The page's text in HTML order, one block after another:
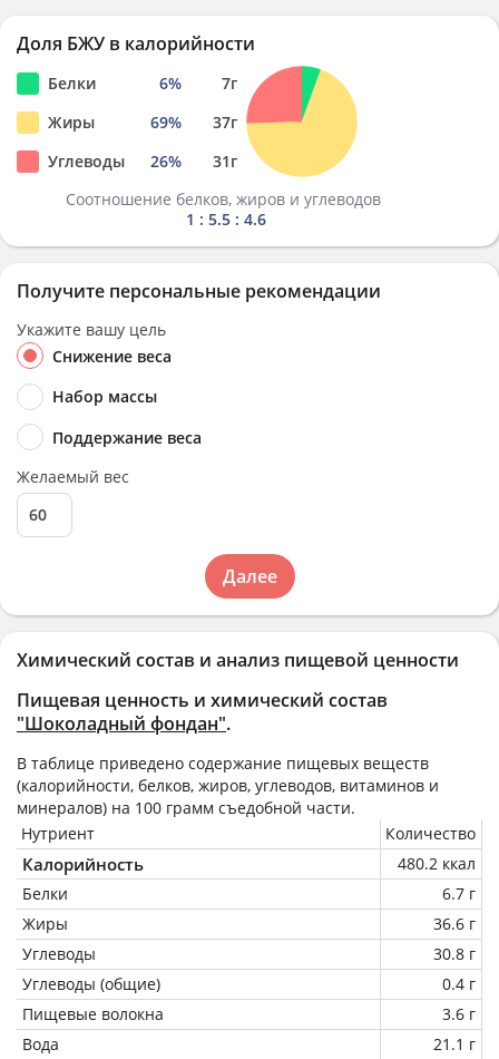
Химический состав и анализ пищевой ценности
Пищевая ценность и химический состав
"Шоколадный фондан".
В таблице приведено содержание пищевых веществ
(калорийности, белков, жиров, углеводов, витаминов и
минералов) на 100 грамм съедобной части.
Нутриент
Количество
Калорийность
480.2 ккал
Белки
6.7 г
Жиры
36.6 г
Углеводы
30.8 г
Углеводы (общие)
0.4 г
Пищевые волокна
3.6 г
Вода
21.1 г
Доля БЖУ в калорийности
Белки 6% 7г
Жиры
69% 37г
Углеводы
26% 31г
Соотношение белков, жиров и углеводов
1 : 5.5 : 4.6
Получите персональные рекомендации
Укажите вашу цель
Снижение веса
Набор массы
Поддержание веса
Желаемый вес
Далее